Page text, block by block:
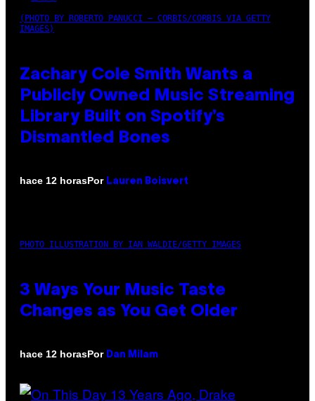
(PHOTO BY ROBERTO PANUCCI – CORBIS/CORBIS VIA GETTY
IMAGES)
Zachary Cole Smith Wants a
Publicly Owned Music Streaming
Library Built on Spotify’s
Dismantled Bones
hace 12 horasPor Lauren Boisvert
PHOTO ILLUSTRATION BY IAN WALDIE/GETTY IMAGES
3 Ways Your Music Taste
Changes as You Get Older
hace 12 horasPor Dan Milam